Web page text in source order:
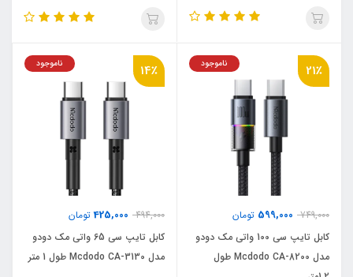
21٪
749,000
599,000 تومان
ناموجود
کابل تایپ سی 100 واتی مک دودو
مدل Mcdodo CA-8200 طول
14٪
494,000
425,000تومان
ناموجود
کابل تایپ سی 65 واتی مک دودو
مدل Mcdodo CA-3130 طول 1 متر